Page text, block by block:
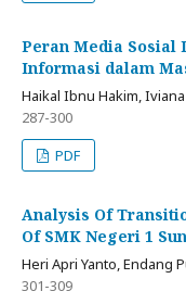
Peran Media Sosial
Informasi dalam
Haikal Ibnu Hakim,
287-300
PDF
Analysis Of
Of SMK Negeri 1
Heri Apri Yanto, Endang
301-309